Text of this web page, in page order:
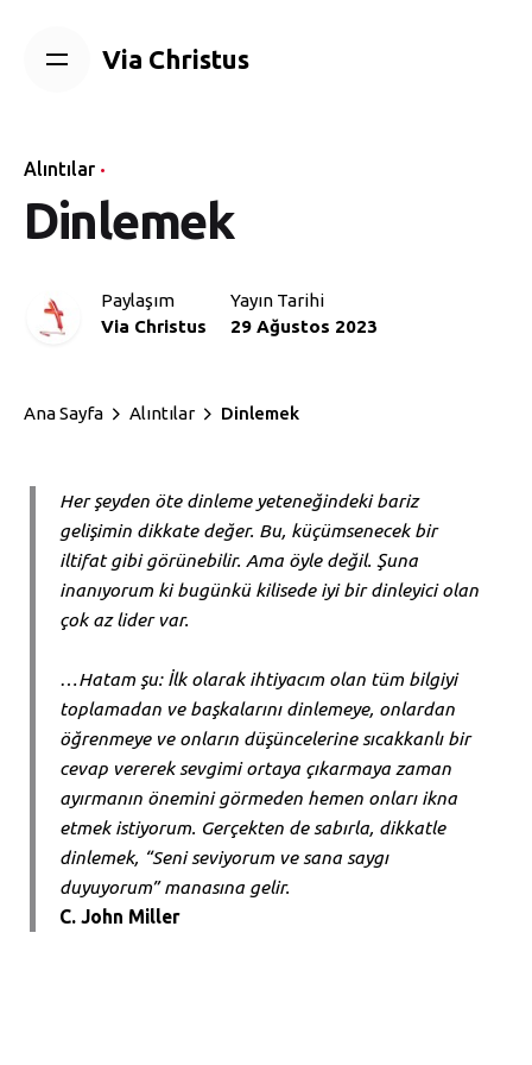
content
Via Christus
Alıntılar
Dinlemek
Paylaşım
Via Christus
Yayın Tarihi
29 Ağustos 2023
Ana Sayfa Alıntılar Dinlemek
Her şeyden öte dinleme yeteneğindeki bariz
gelişimin dikkate değer. Bu, küçümsenecek bir
iltifat gibi görünebilir. Ama öyle değil. Şuna
inanıyorum ki bugünkü kilisede iyi bir dinleyici olan
çok az lider var.
…Hatam şu: İlk olarak ihtiyacım olan tüm bilgiyi
toplamadan ve başkalarını dinlemeye, onlardan
öğrenmeye ve onların düşüncelerine sıcakkanlı bir
cevap vererek sevgimi ortaya çıkarmaya zaman
ayırmanın önemini görmeden hemen onları ikna
etmek istiyorum. Gerçekten de sabırla, dikkatle
dinlemek, “Seni seviyorum ve sana saygı
duyuyorum” manasına gelir.
C. John Miller